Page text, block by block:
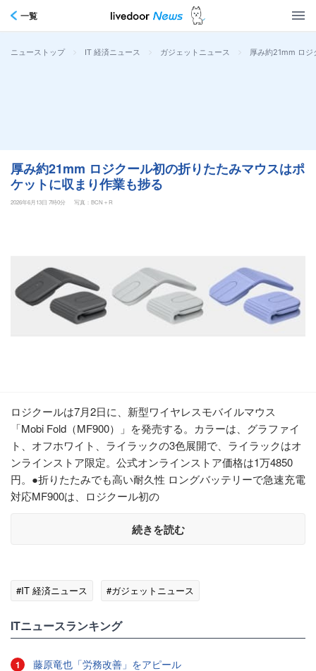
一覧
ニューストップ > IT 経済ニュース > ガジェットニュース > 厚み約21mm ロジ
厚み約21mm ロジクール初の折りたたみマウスはポ
ケットに収まり作業も捗る
2026年6月13日 7時0分 写真：BCN＋R
ロジクールは7月2日に、新型ワイヤレスモバイルマウス
「Mobi Fold（MF900）」を発売する。カラーは、グラファイ
ト、オフホワイト、ライラックの3色展開で、ライラックはオ
ンラインストア限定。公式オンラインストア価格は1万4850
円。●折りたたみでも高い耐久性 ロングバッテリーで急速充電
対応MF900は、ロジクール初の
続きを読む
#IT 経済ニュース #ガジェットニュース
ITニュースランキング
1 藤原竜也「労務改善」をアピール